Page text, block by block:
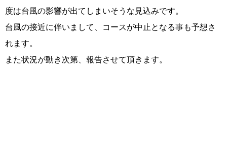
度は台風の影響が出てしまいそうな見込みです。
台風の接近に伴いまして、コースが中止となる事も予想さ
れます。
また状況が動き次第、報告させて頂きます。